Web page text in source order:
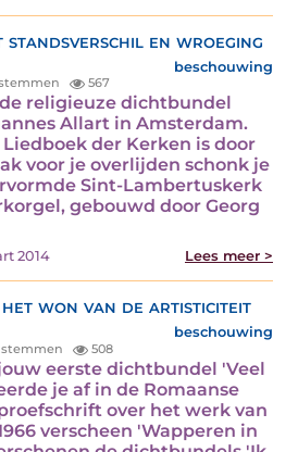
en wroeging
beschouwing
567
religieuze dichtbundel
Allart in Amsterdam.
Liedboek der Kerken is door
voor je overlijden schonk je
Sint-Lambertuskerk
gebouwd door Georg
2014 Lees meer >
het won van de artisticiteit
beschouwing
508
eerste dichtbundel 'Veel
je af in de Romaanse
over het werk van
verscheen 'Wapperen in